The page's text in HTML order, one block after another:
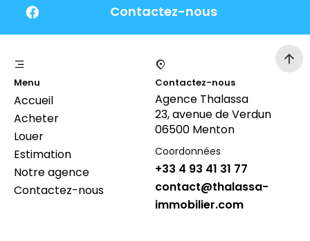
Contactez-nous
Menu
Accueil
Acheter
Louer
Estimation
Notre agence
Contactez-nous
Contactez-nous
Agence Thalassa
23, avenue de Verdun
06500 Menton
Coordonnées
+33 4 93 41 31 77
contact@thalassa-
immobilier.com